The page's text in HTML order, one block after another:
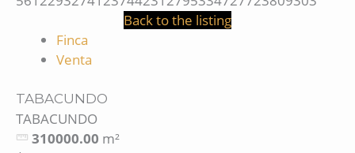
Back to the listing
Finca
Venta
TABACUNDO
TABACUNDO
310000.00 m²